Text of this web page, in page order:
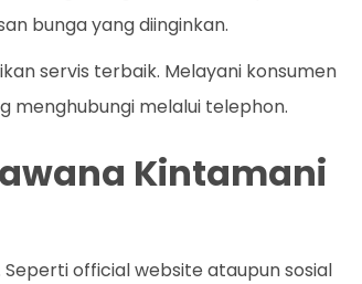
bunga yang diinginkan.
servis terbaik. Melayani konsumen
menghubungi melalui telephon.
Kintamani
official website ataupun sosial